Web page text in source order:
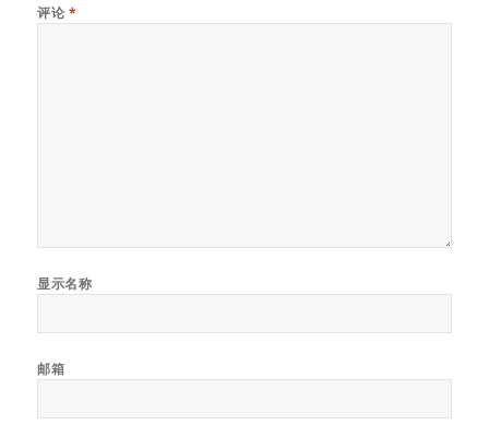
评论 *
显示名称
邮箱